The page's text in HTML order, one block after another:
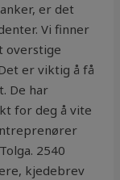
er det
Vi finner
overstige
er viktig å få
De har
for deg å vite
2540
kjedebrev